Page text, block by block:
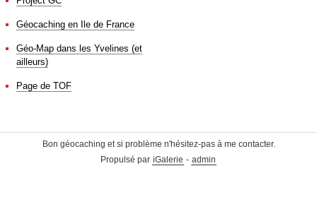
Géocaching en Ile de France
Géo-Map dans les Yvelines (et
ailleurs)
Page de TOF
Bon géocaching et si problème n'hésitez-pas à me contacter.
Propulsé par iGalerie - admin